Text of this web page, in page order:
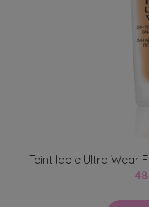
Teint Idole Ultra Wear